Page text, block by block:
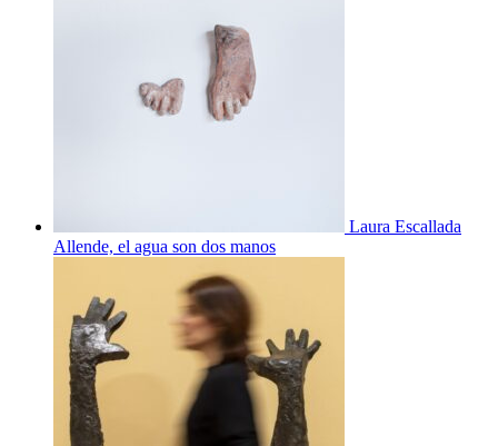
Laura Escallada
Allende, el agua son dos manos